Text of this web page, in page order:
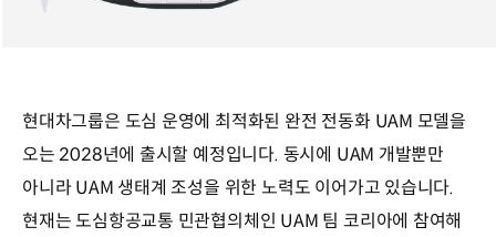
현대차그룹은 도심 운영에 최적화된 완전 전동화 UAM 모델을
오는 2028년에 출시할 예정입니다. 동시에 UAM 개발뿐만
아니라 UAM 생태계 조성을 위한 노력도 이어가고 있습니다.
현재는 도심항공교통 민관협의체인 UAM 팀 코리아에 참여해